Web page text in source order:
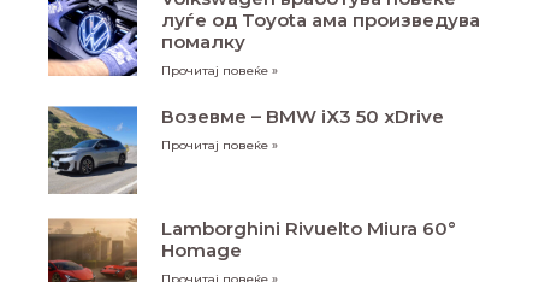
луѓе од Toyota ама произведува
помалку
Прочитај повеќе »
Возевме – BMW iX3 50 xDrive
Прочитај повеќе »
Lamborghini Rivuelto Miura 60°
Homage